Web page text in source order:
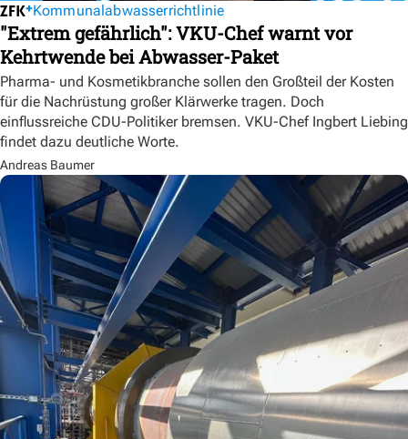
Kommunalabwasserrichtlinie
"Extrem gefährlich": VKU-Chef warnt vor
Kehrtwende bei Abwasser-Paket
Pharma- und Kosmetikbranche sollen den Großteil der Kosten
für die Nachrüstung großer Klärwerke tragen. Doch
einflussreiche CDU-Politiker bremsen. VKU-Chef Ingbert Liebing
findet dazu deutliche Worte.
Andreas Baumer